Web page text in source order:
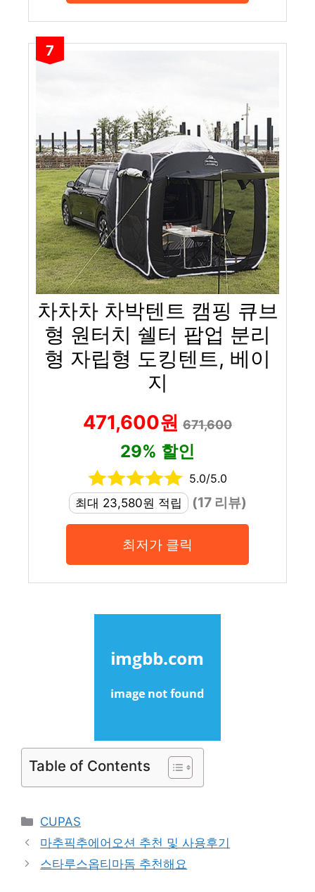
7
차차차 차박텐트 캠핑 큐브
형 원터치 쉘터 팝업 분리
형 자립형 도킹텐트, 베이
지
471,600원 671,600
29% 할인
5.0/5.0
최대 23,580원 적립
(17 리뷰)
최저가 클릭
Table of Contents
Categories
CUPAS
마추픽추에어오션 추천 및 사용후기
스타루스옵티마돔 추천해요